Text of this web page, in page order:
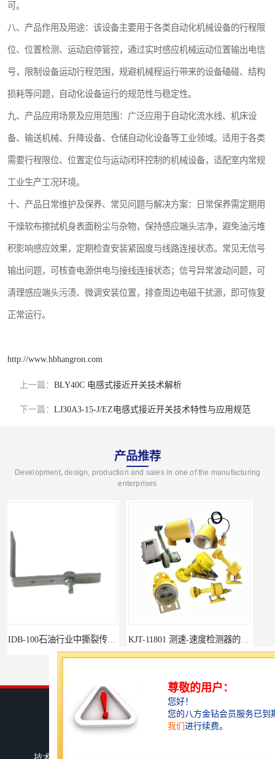
可。
八、产品作用及用途：该设备主要用于各类自动化机械设备的行程限
位、位置检测、运动启停管控，通过实时感应机械运动位置输出电信
号，限制设备运动行程范围，规避机械程运行带来的设备磕碰、结构
损耗等问题，自动化设备运行的规范性与稳定性。
九、产品应用场景及应用范围：广泛应用于自动化流水线、机床设
备、输送机械、升降设备、仓储自动化设备等工业领域。适用于各类
需要行程限位、位置定位与运动闭环控制的机械设备，适配室内常规
工业生产工况环境。
十、产品日常维护及保养、常见问题与解决方案：日常保养需定期用
干燥软布擦拭机身表面粉尘与杂物，保持感应端头洁净，避免油污堆
积影响感应效果，定期检查安装紧固度与线路连接状态。常见无信号
输出问题，可核查电源供电与接线连接状态；信号异常波动问题，可
清理感应端头污渍、微调安装位置，排查周边电磁干扰源，即可恢复
正常运行。
http://www.hbhangron.com
上一篇： BLY40C 电感式接近开关技术解析
下一篇： LJ30A3-15-J/EZ电感式接近开关技术特性与应用规范
产品推荐
Development, design, production and sales in one of the manufacturing
enterprises
KJT-11801 测速-速度检测器的技术参数与应用
您是第 位访客
版权所有 ©2026-08-07 鄂ICP备15020148号-8